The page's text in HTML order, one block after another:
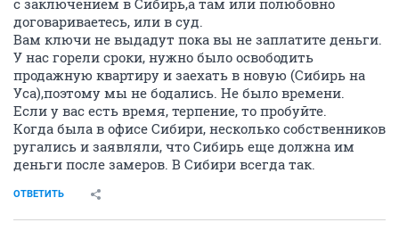
договариваетесь, или в суд.
Вам ключи не выдадут пока вы не заплатите деньги.
У нас горели сроки, нужно было освободить
продажную квартиру и заехать в новую (Сибирь на
Уса),поэтому мы не бодались. Не было времени.
Если у вас есть время, терпение, то пробуйте.
Когда была в офисе Сибири, несколько собственников
ругались и заявляли, что Сибирь еще должна им
деньги после замеров. В Сибири всегда так.
ОТВЕТИТЬ